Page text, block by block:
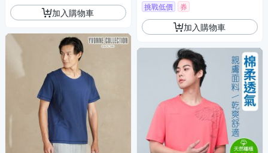
加入購物車 挑戰低價 券
加入購物車